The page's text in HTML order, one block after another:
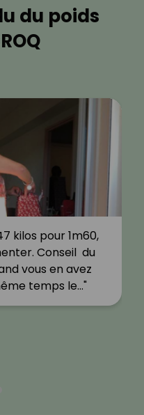
du poids
kilos pour 1m60,
Conseil du
vous en avez
temps le…"